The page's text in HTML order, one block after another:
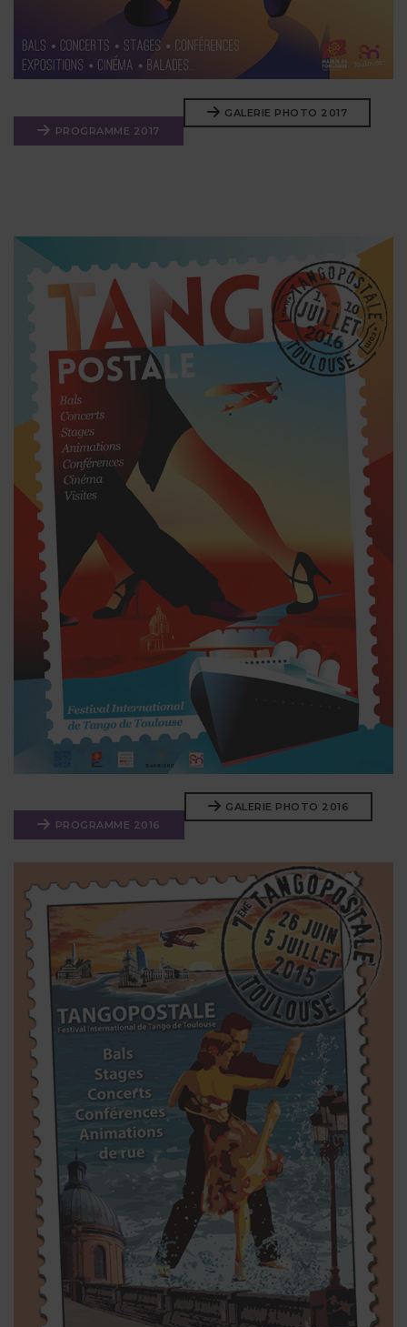
PROGRAMME 2017
GALERIE PHOTO 2017
PROGRAMME 2016
GALERIE PHOTO 2016